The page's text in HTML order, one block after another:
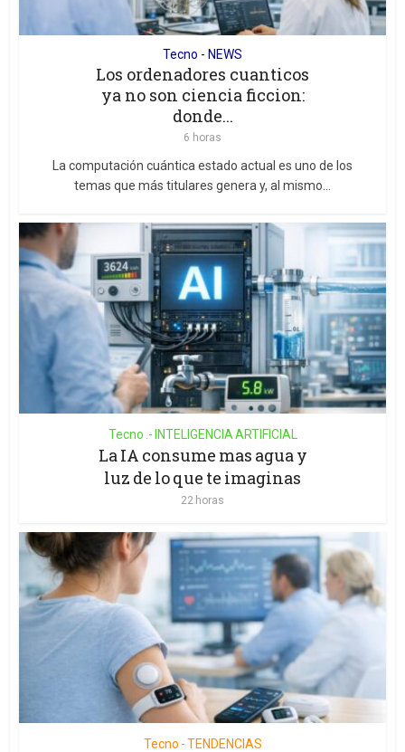
Tecno - NEWS
Los ordenadores cuanticos
ya no son ciencia ficcion:
donde...
6 horas
La computación cuántica estado actual es uno de los
temas que más titulares genera y, al mismo...
Tecno .- INTELIGENCIA ARTIFICIAL
La IA consume mas agua y
luz de lo que te imaginas
22 horas
Tecno - TENDENCIAS